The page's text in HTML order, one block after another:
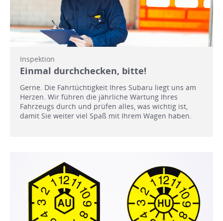
Inspektion
Einmal durchchecken, bitte!
Gerne. Die Fahrtüchtigkeit Ihres Subaru liegt uns am
Herzen. Wir führen die jährliche Wartung Ihres
Fahrzeugs durch und prüfen alles, was wichtig ist,
damit Sie weiter viel Spaß mit Ihrem Wagen haben.